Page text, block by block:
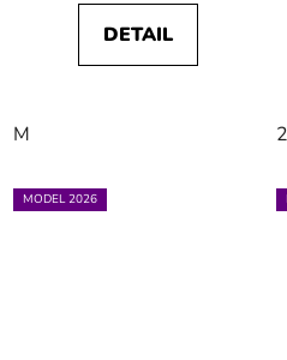
DETAIL
M
MODEL 2026